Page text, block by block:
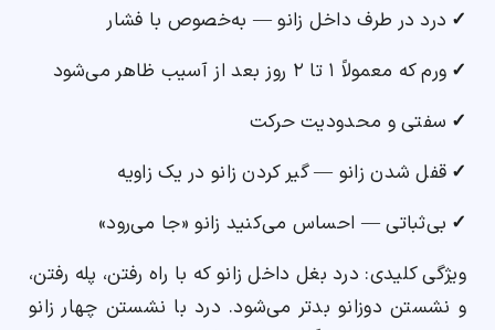
✓ درد در طرف داخل زانو — به‌خصوص با فشار
✓ ورم که معمولاً ۱ تا ۲ روز بعد از آسیب ظاهر می‌شود
✓ سفتی و محدودیت حرکت
✓ قفل شدن زانو — گیر کردن زانو در یک زاویه
✓ بی‌ثباتی — احساس می‌کنید زانو «جا می‌رود»
ویژگی کلیدی: درد بغل داخل زانو که با راه رفتن، پله رفتن،
و نشستن دوزانو بدتر می‌شود. درد با نشستن چهار زانو